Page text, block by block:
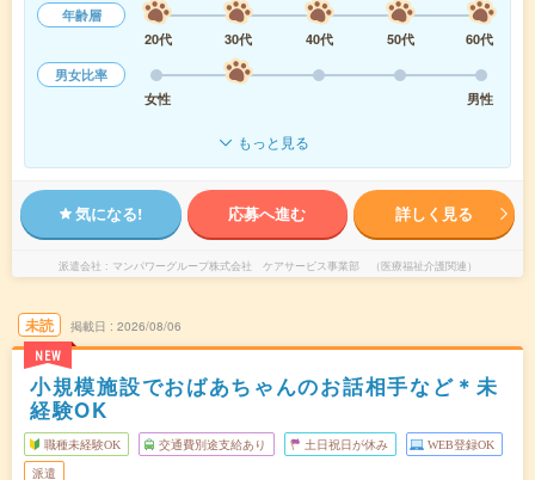
年齢層
20代
30代 40代 50代
60代
男女比率
女性
男性
もっと見る
気になる! 応募へ進む 詳しく見る
派遣会社 マンパワーグループ株式会社 ケアサービス事業部 （医療福祉介護関連）
未読
NEW
掲載日 2026/08/06
小規模施設でおばあちゃんのお話相手など＊未
経験OK
職種未経験OK 交通費別途支給あり 土日祝日が休み WEB登録OK
派遣